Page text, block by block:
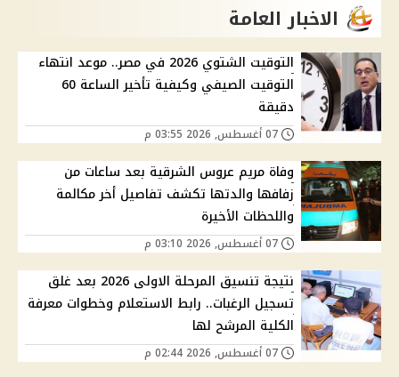
الاخبار العامة
التوقيت الشتوي 2026 في مصر.. موعد انتهاء
التوقيت الصيفي وكيفية تأخير الساعة 60
دقيقة
وفاة مريم عروس الشرقية بعد ساعات من
زفافها والدتها تكشف تفاصيل أخر مكالمة
واللحظات الأخيرة
نتيجة تنسيق المرحلة الاولى 2026 بعد غلق
تسجيل الرغبات.. رابط الاستعلام وخطوات معرفة
الكلية المرشح لها